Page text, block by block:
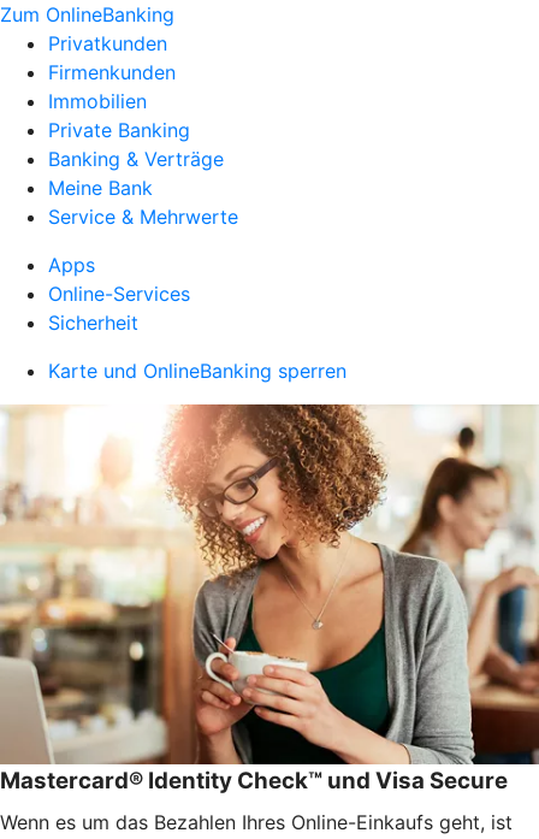
Zum OnlineBanking
Privatkunden
Firmenkunden
Immobilien
Private Banking
Banking & Verträge
Meine Bank
Service & Mehrwerte
Apps
Online-Services
Sicherheit
Karte und OnlineBanking sperren
Mastercard® Identity Check™ und Visa Secure
Wenn es um das Bezahlen Ihres Online-Einkaufs geht, ist